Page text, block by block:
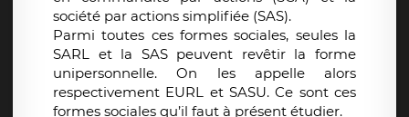
société par actions simplifiée (SAS).
Parmi toutes ces formes sociales, seules la
SARL et la SAS peuvent revêtir la forme
unipersonnelle. On les appelle alors
respectivement EURL et SASU. Ce sont ces
formes sociales qu’il faut à présent étudier.